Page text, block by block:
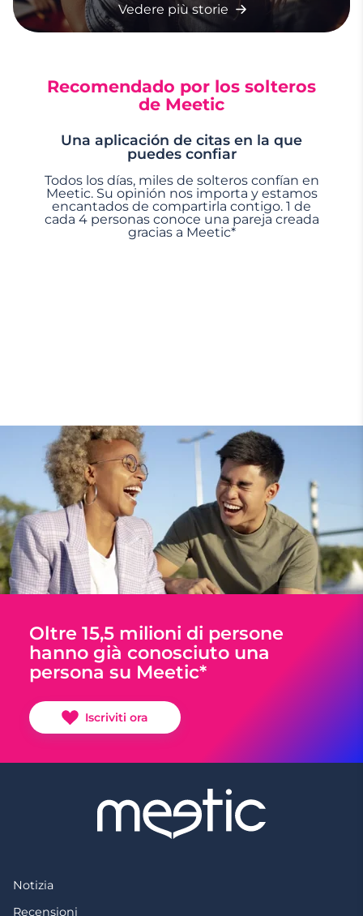
Vedere più storie
Recomendado por los solteros
de Meetic
Una aplicación de citas en la que
puedes confiar
Todos los días, miles de solteros confían en
Meetic. Su opinión nos importa y estamos
encantados de compartirla contigo. 1 de
cada 4 personas conoce una pareja creada
gracias a Meetic*
Oltre 15,5 milioni di persone
hanno già conosciuto una
persona su Meetic*
Iscriviti ora
Notizia
Recensioni